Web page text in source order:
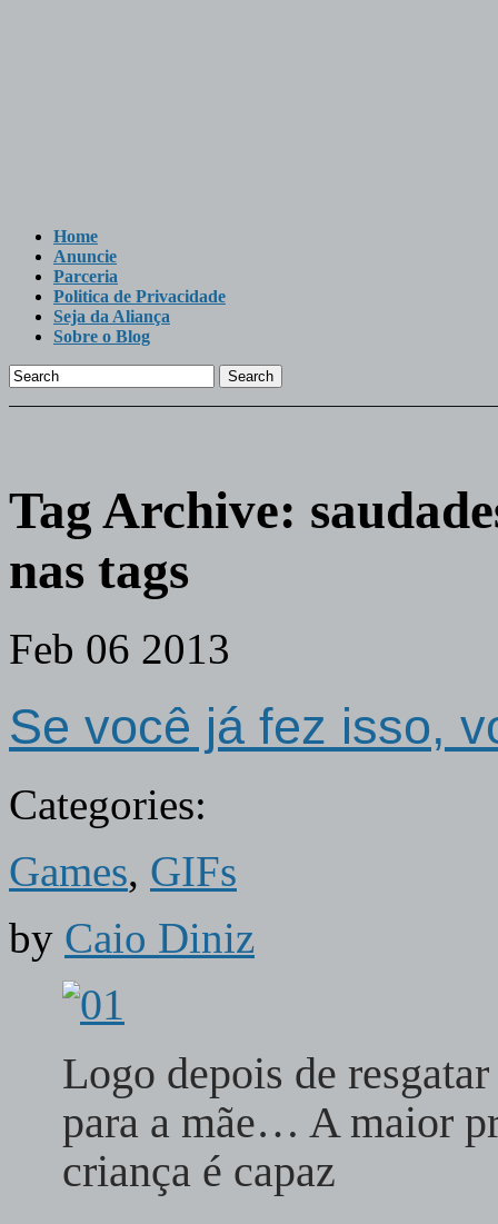
Home
Anuncie
Parceria
Politica de Privacidade
Seja da Aliança
Sobre o Blog
Search
Tag Archive:
nas tags
Feb 06 2013
Se você já fez isso,
Categories:
Games, GIFs
by Caio Diniz
Logo depois de
para a mãe… A maior
criança é capaz